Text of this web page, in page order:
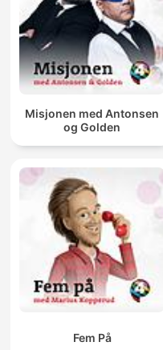
Misjonen med Antonsen
og Golden
Fem På